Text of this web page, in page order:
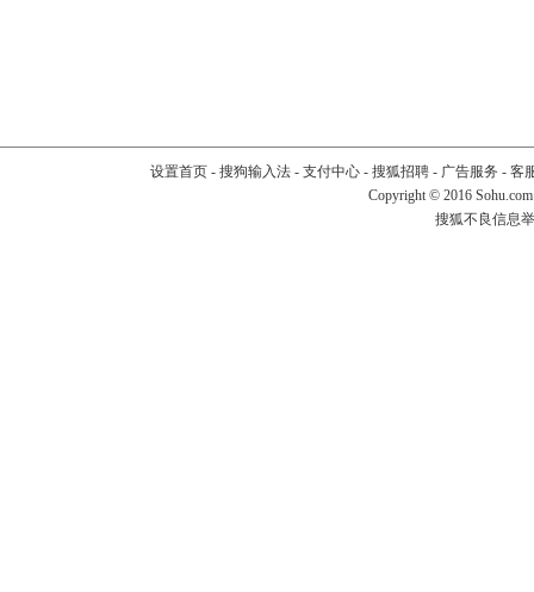
设置首页- 搜狗输入法- 支付中心- 搜狐招聘- 广告服务 - 客
Copyright © 2016
搜狐不良信息